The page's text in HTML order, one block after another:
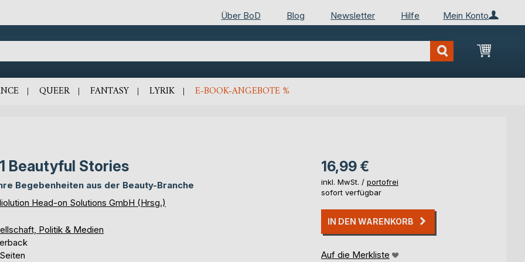
Mein Konto
Über BoD Blog Newsletter Hilfe
Mein
QUEER FANTASY LYRIK E-BOOK-ANGEBOTE %
Beautyful Stories
Begebenheiten aus der Beauty-Branche
Head-on Solutions GmbH (Hrsg.)
Politik & Medien
16,99 €
inkl. MwSt. / portofrei
sofort verfügbar
IN DEN WARENKORB
Auf die Merkliste